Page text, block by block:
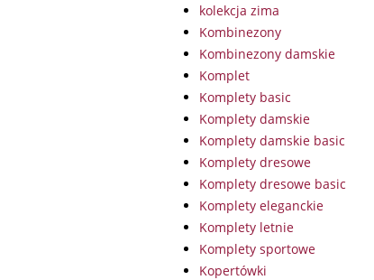
kolekcja zima
Kombinezony
Kombinezony damskie
Komplet
Komplety basic
Komplety damskie
Komplety damskie basic
Komplety dresowe
Komplety dresowe basic
Komplety eleganckie
Komplety letnie
Komplety sportowe
Kopertówki